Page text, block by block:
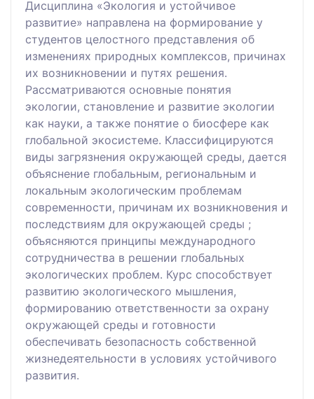
Дисциплина «Экология и устойчивое
развитие» направлена на формирование у
студентов целостного представления об
изменениях природных комплексов, причинах
их возникновении и путях решения.
Рассматриваются основные понятия
экологии, становление и развитие экологии
как науки, а также понятие о биосфере как
глобальной экосистеме. Классифицируются
виды загрязнения окружающей среды, дается
объяснение глобальным, региональным и
локальным экологическим проблемам
современности, причинам их возникновения и
последствиям для окружающей среды ;
объясняются принципы международного
сотрудничества в решении глобальных
экологических проблем. Курс способствует
развитию экологического мышления,
формированию ответственности за охрану
окружающей среды и готовности
обеспечивать безопасность собственной
жизнедеятельности в условиях устойчивого
развития.